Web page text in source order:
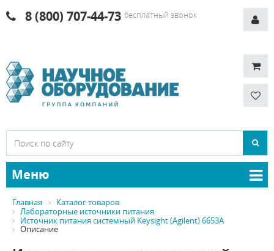
8 (800) 707-44-73 бесплатный звонок
Меню
Главная
Каталог товаров
Лабораторные источники питания
Источник питания системный Keysight (Agilent) 6653A
Описание